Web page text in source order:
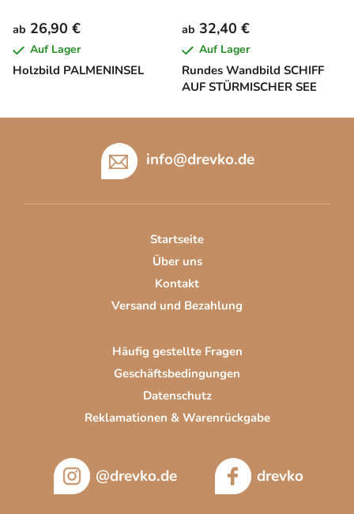
Holzbild PALMENINSEL
ab 26,90 €
Auf Lager
Rundes Wandbild SCHIFF
AUF STÜRMISCHER SEE
ab 32,40 €
Auf Lager
info@drevko.de
Startseite
Über uns
Kontakt
Versand und Bezahlung
Häufig gestellte Fragen
Geschäftsbedingungen
Datenschutz
Reklamationen & Warenrückgabe
@drevko.de drevko